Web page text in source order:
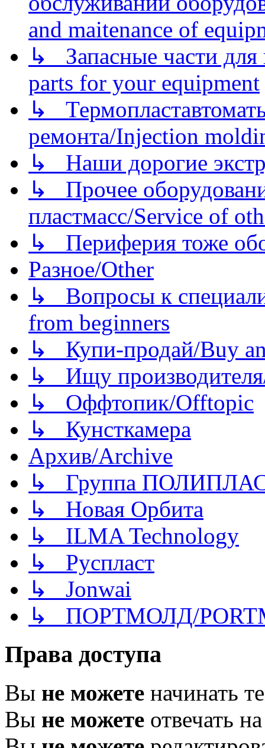
and maitenance of
↳ Запасные части для
parts for your equipment
↳
ремонта/Injection
↳ Наши дорогие
↳ Прочее
пластмасс/Service of
↳ Периферия тоже
Разное/Other
↳ Вопросы к
from beginners
↳ Купи-продай/Buy
↳ Ищу
↳ Оффтопик/Offtopic
↳ Кунсткамера
Архив/Archive
↳ Группа
↳ Новая Орбита
↳ ILMA Technology
↳ Руспласт
↳ Jonwai
↳ ПОРТМОЛД/
Права доступа
Вы не можете начинать
Вы не можете отвечать